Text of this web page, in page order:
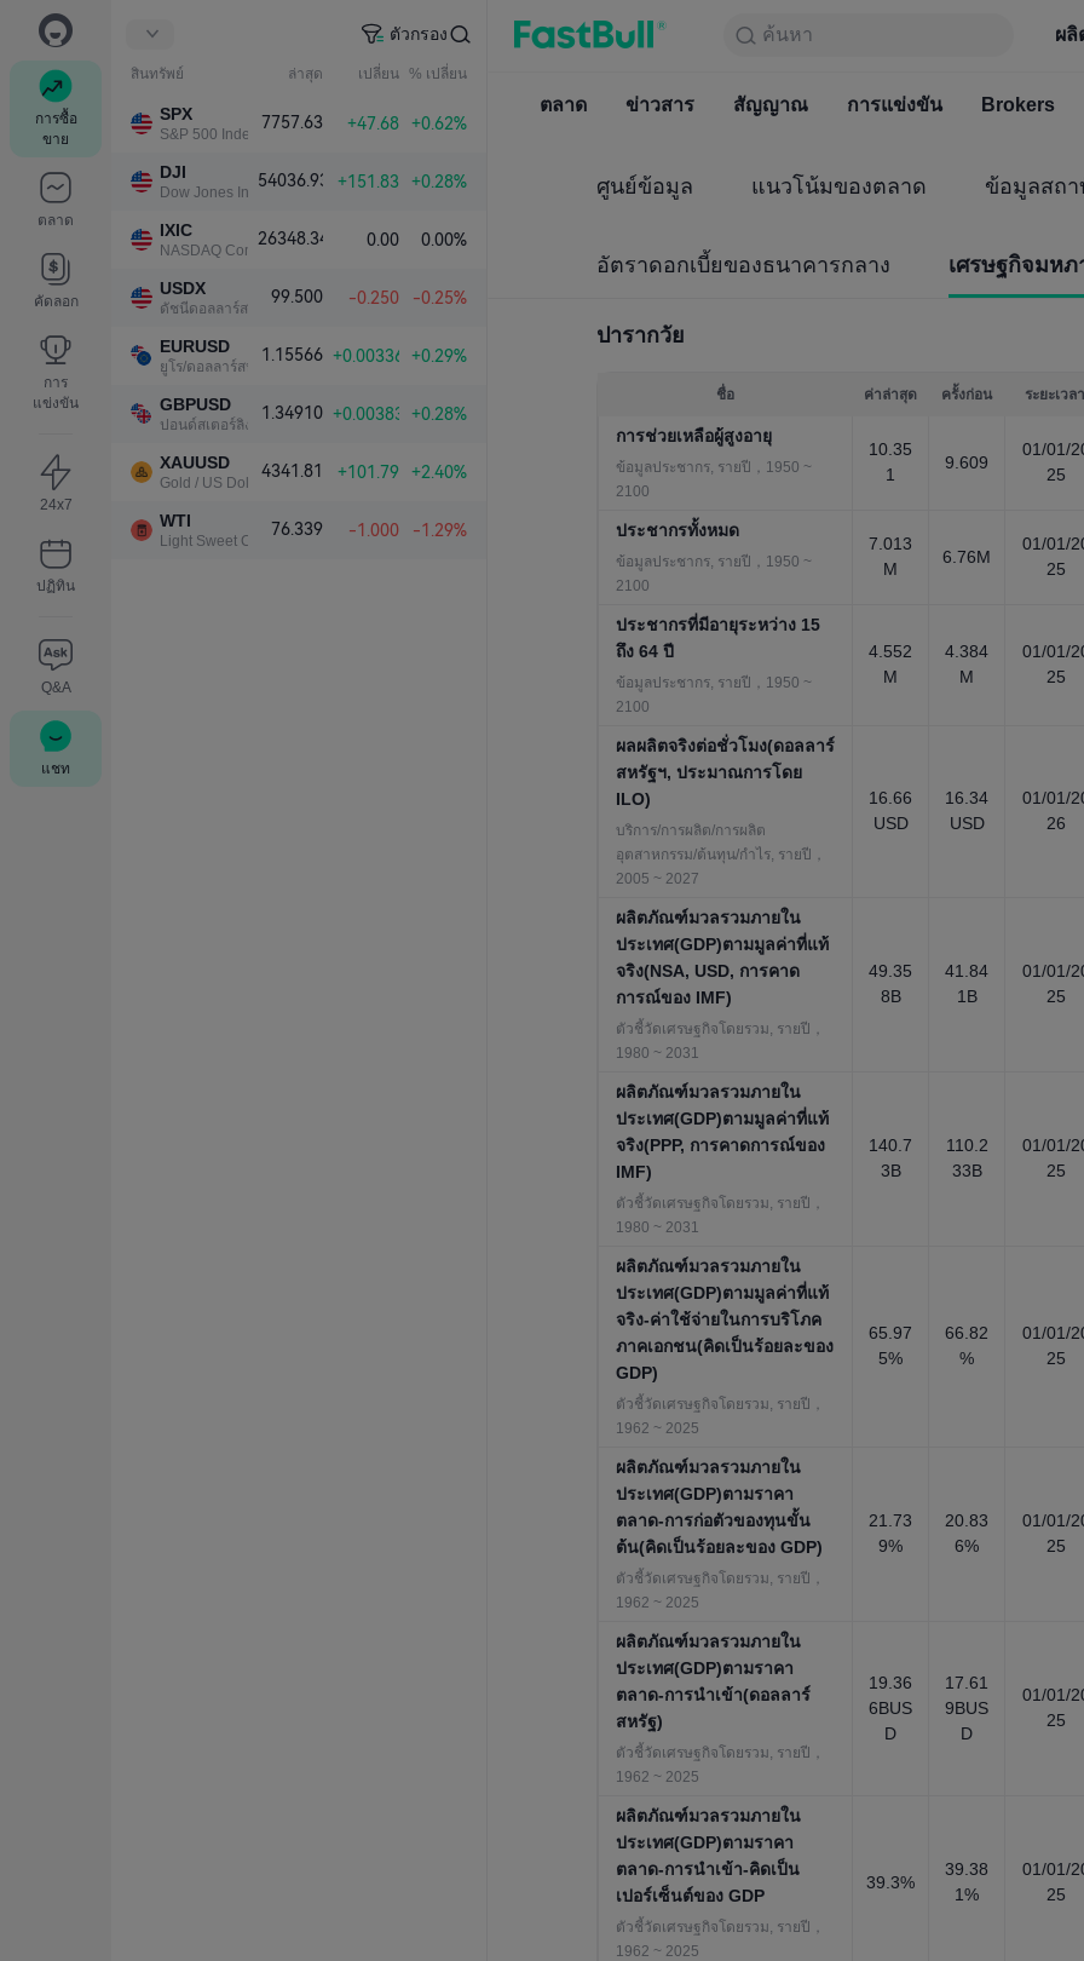
การซื้อ
ขาย
ตลาด
คัดลอก
การ
แข่งขัน
24x7
ปฏิทิน
Q&A
แชท
ตัวกรอง
สินทรัพย์ ล่าสุด เปลี่ยน % เปลี่ยน
SPX
S&P 500 Index
7757.63 +47.68 +0.62%
DJI
Dow Jones Industrial Average
54036.93 +151.83 +0.28%
IXIC
NASDAQ Composite Index
26348.34 0.00 0.00%
USDX
ดัชนีดอลลาร์สหรัฐ
99.500 -0.250 -0.25%
EURUSD
ยูโร/ดอลลาร์สหรัฐ
1.15566 +0.00336 +0.29%
GBPUSD
ปอนด์สเตอร์ลิง/ดอลลาร์สหรัฐ
1.34910 +0.00383 +0.28%
XAUUSD
Gold / US Dollar
4341.81 +101.79 +2.40%
WTI
Light Sweet Crude Oil
76.339 -1.000 -1.29%
ค้นหา ผ
ตลาด ข่าวสาร สัญญาณ การแ
ค้นหา
ฟรีตลอ
ตลาด ข่าวสาร สัญญาณ การแข่งขัน Brokers
ศูนย์ข้อมูล แนวโน้มของตลาด ข้อมูลสถ
อัตราดอกเบี้ยของธนาคารกลาง เศรษฐกิจมหภ
ปารากวัย
ชื่อ ค่าล่าสุด ครั้งก่อน ระยะเวลา
การช่วยเหลือผู้สูงอายุ
ข้อมูลประชากร, รายปี，1950 ~
2100
10.35
1
9.609
01/01/
25
ประชากรทั้งหมด
ข้อมูลประชากร, รายปี，1950 ~
2100
7.013
M
6.76M
01/01/
25
ประชากรที่มีอายุระหว่าง 15
ถึง 64 ปี
ข้อมูลประชากร, รายปี，1950 ~
2100
4.552
M
4.384
M
01/01/
25
ผลผลิตจริงต่อชั่วโมง(ดอลลาร์
สหรัฐฯ, ประมาณการโดย
ILO)
บริการ/การผลิต/การผลิต
อุตสาหกรรม/ต้นทุน/กำไร, รายปี，
2005 ~ 2027
16.66
USD
16.34
USD
01/01/
26
ผลิตภัณฑ์มวลรวมภายใน
ประเทศ(GDP)ตามมูลค่าที่แท้
จริง(NSA, USD, การคาด
การณ์ของ IMF)
ตัวชี้วัดเศรษฐกิจโดยรวม, รายปี，
1980 ~ 2031
49.35
8B
41.84
1B
01/01/
25
ผลิตภัณฑ์มวลรวมภายใน
ประเทศ(GDP)ตามมูลค่าที่แท้
จริง(PPP, การคาดการณ์ของ
IMF)
ตัวชี้วัดเศรษฐกิจโดยรวม, รายปี，
1980 ~ 2031
140.7
3B
110.2
33B
01/01/
25
ผลิตภัณฑ์มวลรวมภายใน
ประเทศ(GDP)ตามมูลค่าที่แท้
จริง-ค่าใช้จ่ายในการบริโภค
ภาคเอกชน(คิดเป็นร้อยละของ
GDP)
ตัวชี้วัดเศรษฐกิจโดยรวม, รายปี，
1962 ~ 2025
65.97
5%
66.82
%
01/01/
25
ผลิตภัณฑ์มวลรวมภายใน
ประเทศ(GDP)ตามราคา
ตลาด-การก่อตัวของทุนขั้น
ต้น(คิดเป็นร้อยละของ GDP)
ตัวชี้วัดเศรษฐกิจโดยรวม, รายปี，
1962 ~ 2025
21.73
9%
20.83
6%
01/01/
25
ผลิตภัณฑ์มวลรวมภายใน
ประเทศ(GDP)ตามราคา
ตลาด-การนำเข้า(ดอลลาร์
สหรัฐ)
ตัวชี้วัดเศรษฐกิจโดยรวม, รายปี，
1962 ~ 2025
19.36
6BUS
D
17.61
9BUS
D
01/01/
25
ผลิตภัณฑ์มวลรวมภายใน
ประเทศ(GDP)ตามราคา
ตลาด-การนำเข้า-คิดเป็น
เปอร์เซ็นต์ของ GDP
ตัวชี้วัดเศรษฐกิจโดยรวม, รายปี，
1962 ~ 2025
39.3%
39.38
1%
01/01/
25